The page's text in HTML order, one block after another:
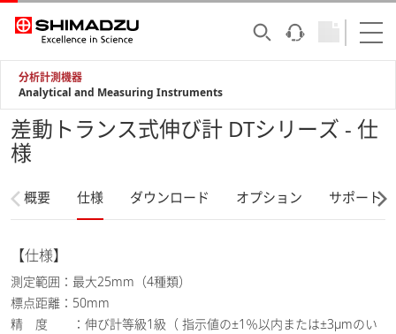
分析計測機器
Analytical and Measuring Instruments
差動トランス式伸び計 DTシリーズ - 仕
様
概要 仕様 ダウンロード オプション サポート
【仕様】
測定範囲：最大25mm（4種類）
標点距離：50mm
精 度 ：伸び計等級1級（ 指示値の±1％以内または±3μmのい